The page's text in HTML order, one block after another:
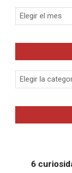
Archivos
Categorias
6